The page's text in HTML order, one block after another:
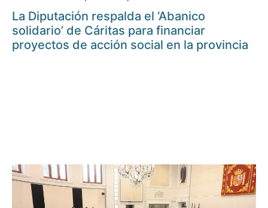
La Diputación respalda el ‘Abanico
solidario’ de Cáritas para financiar
proyectos de acción social en la provincia